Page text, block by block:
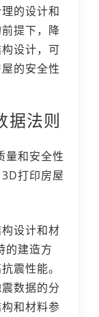
的设计和
提下，降
设计，可
的安全性
据法则
量和安全性
打印房屋
设计和材
的建造方
震性能。
数据的分
和材料参